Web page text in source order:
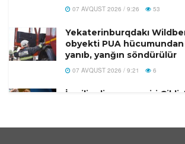
07 AVQUST 2026 / 9:26 53
Yekaterinburqdakı
obyekti PUA
yanıb, yanğın söndürülür
07 AVQUST 2026 / 9:21 6
İsrailin diaspor naziri Çikli: